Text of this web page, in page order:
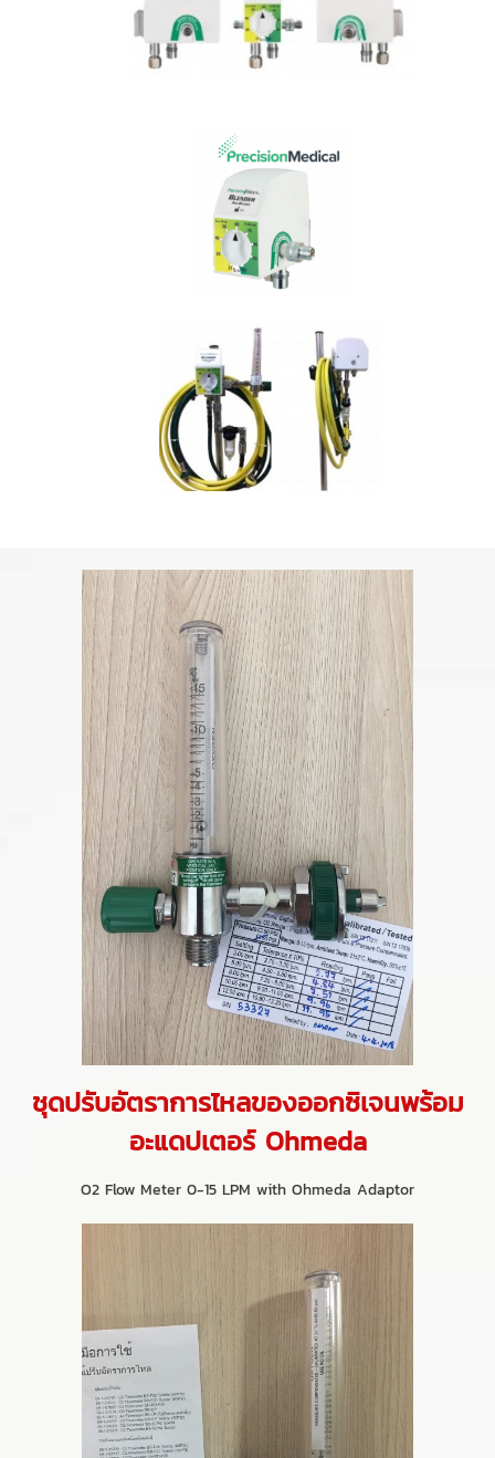
ชุดปรับอัตราการไหลของออกซิเจนพร้อม
อะแดปเตอร์ Ohmeda
O2 Flow Meter 0-15 LPM with Ohmeda Adaptor